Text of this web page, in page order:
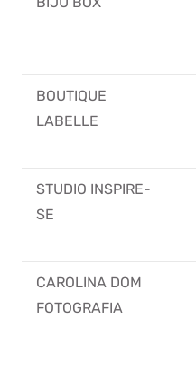
BOUTIQUE
LABELLE
STUDIO INSPIRE-
SE
CAROLINA DOM
FOTOGRAFIA